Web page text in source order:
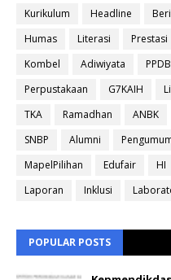
Kurikulum Headline
Humas
Literasi Prestasi
Kombel
Adiwiyata PPDB
Perpustakaan
G7KAIH
TKA
Ramadhan ANBK
SNBP
Alumni
MapelPilihan
Edufair HI
Laporan
Inklusi
POPULAR POSTS